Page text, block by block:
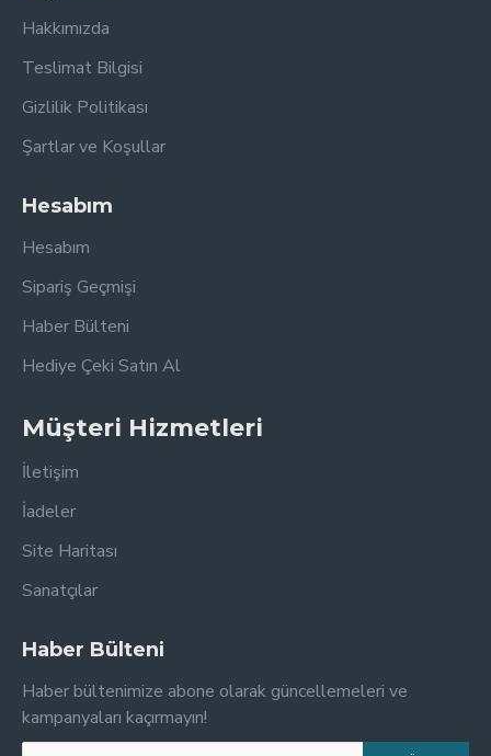
Hakkımızda
Teslimat Bilgisi
Gizlilik Politikası
Şartlar ve Koşullar
Hesabım
Hesabım
Sipariş Geçmişi
Haber Bülteni
Hediye Çeki Satın Al
Müşteri Hizmetleri
İletişim
İadeler
Site Haritası
Sanatçılar
Haber Bülteni
Haber bültenimize abone olarak güncellemeleri ve
kampanyaları kaçırmayın!